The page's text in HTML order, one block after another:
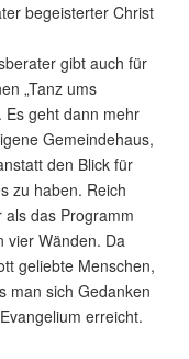
begeisterter Christ
gibt auch für
„Tanz ums
Es geht dann mehr
Gemeindehaus,
den Blick für
zu haben. Reich
das Programm
vier Wänden. Da
geliebte Menschen,
man sich Gedanken
erreicht.